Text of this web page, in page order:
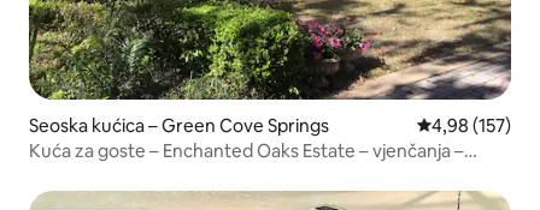
Seoska kućica – Green Cove Springs Prosječna
4,98 (157)
Kuća za goste – Enchanted Oaks Estate – vjenčanja –